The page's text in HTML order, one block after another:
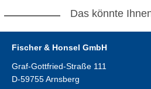
Das könnte
Fischer & Honsel GmbH
Graf-Gottfried-Straße 111
D-59755 Arnsberg